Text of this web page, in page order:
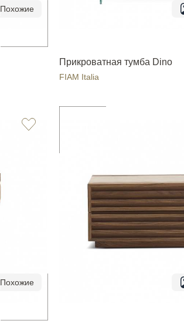
Похожие
Прикроватная тумба Dino
FIAM Italia
Похожие